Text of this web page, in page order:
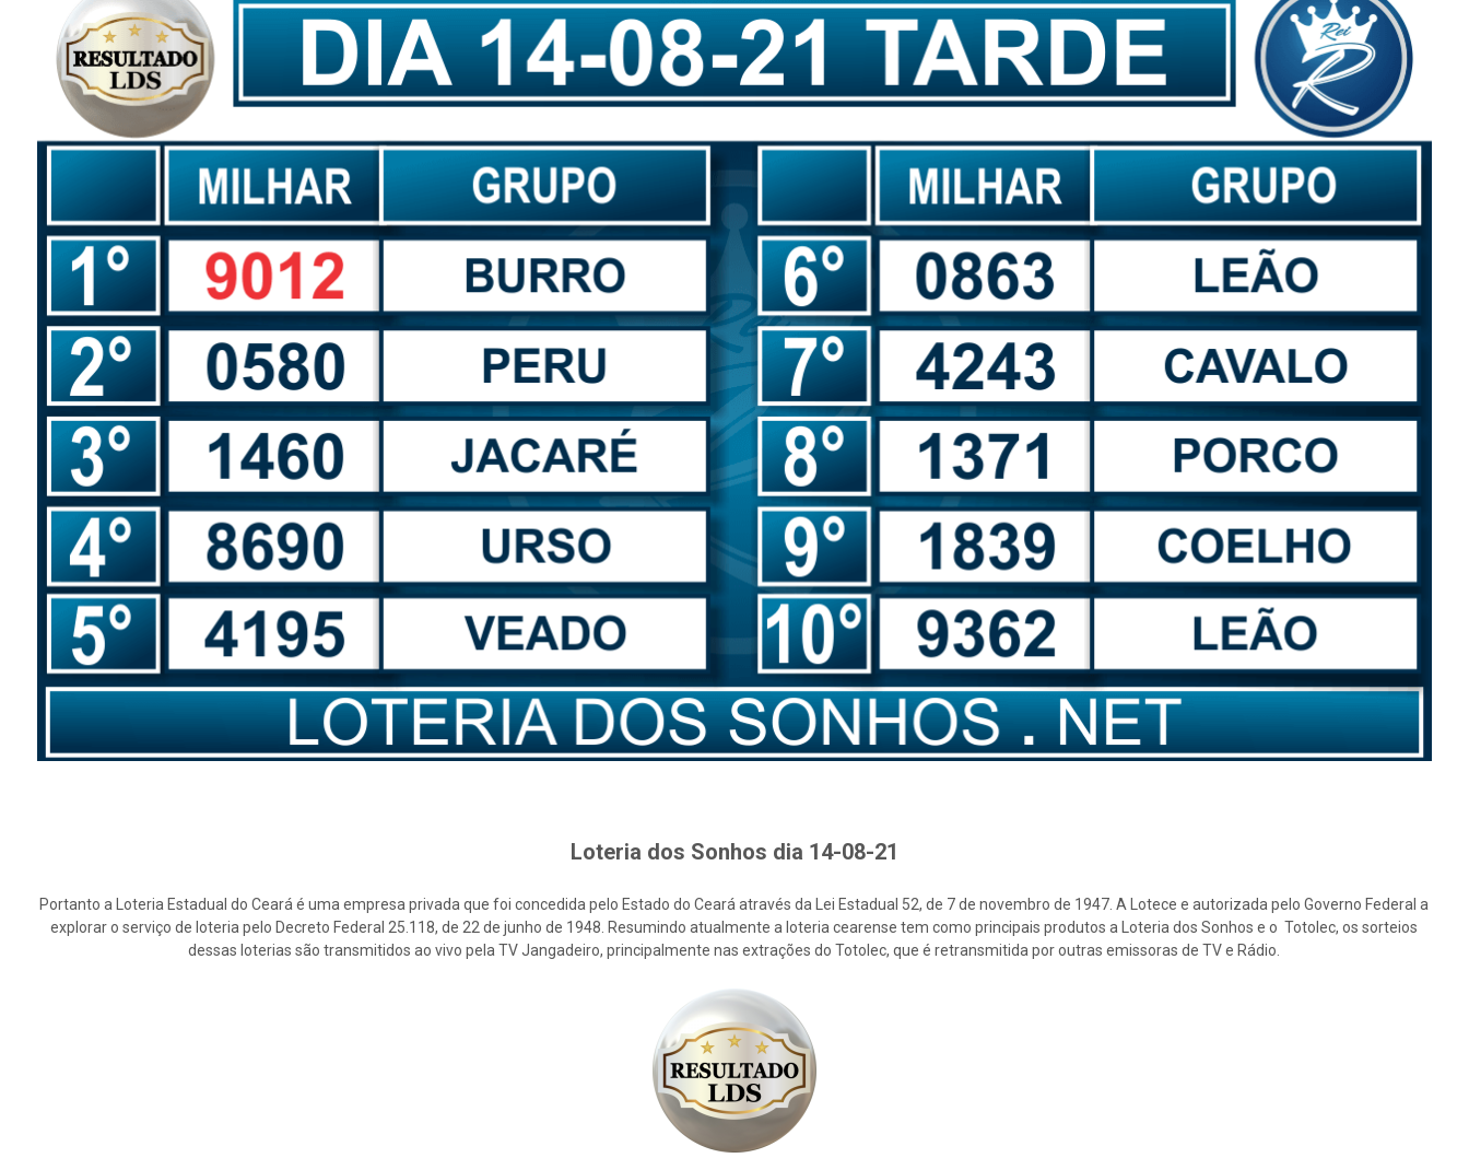
Loteria dos Sonhos dia 14-08-21
Portanto a Loteria Estadual do Ceará é uma empresa privada que foi concedida pelo Estado do Ceará através da Lei Estadual 52, de 7 de novembro de 1947. A Lotece e autorizada pelo Governo Federal a
explorar o serviço de loteria pelo Decreto Federal 25.118, de 22 de junho de 1948. Resumindo atualmente a loteria cearense tem como principais produtos a Loteria dos Sonhos e o Totolec, os sorteios
dessas loterias são transmitidos ao vivo pela TV Jangadeiro, principalmente nas extrações do Totolec, que é retransmitida por outras emissoras de TV e Rádio.